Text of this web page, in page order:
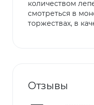
количеством
смотреться в
торжествах, в
Отзывы